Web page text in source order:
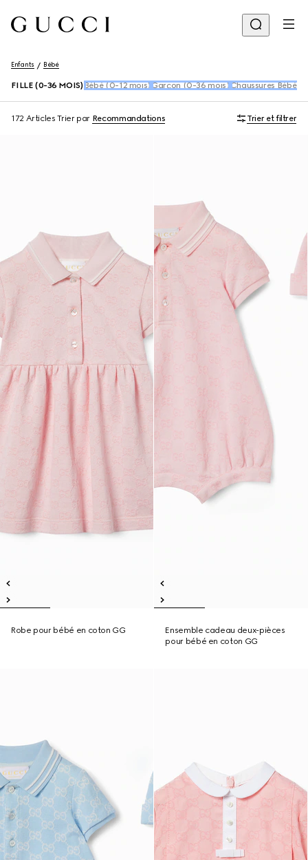
Enfants Bébé
FILLE (0-36 MOIS) Bébé (0-12 mois) Garçon (0-36 mois) Chaussures Bébé
172 Articles Trier par Recommandations Trier et filtrer
Robe pour bébé en coton GG
Ensemble cadeau deux-pièces
pour bébé en coton GG